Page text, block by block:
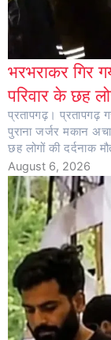
भरभराकर गिर
परिवार के छह
प्रतापगढ़। प्रतापगढ़
पुराना जर्जर मकान
छह लोगों की दर्दनाक
August 6, 2026